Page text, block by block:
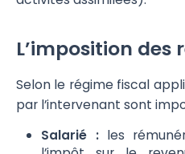
L’imposition des
Selon le régime fiscal
par l’intervenant sont
Salarié :les